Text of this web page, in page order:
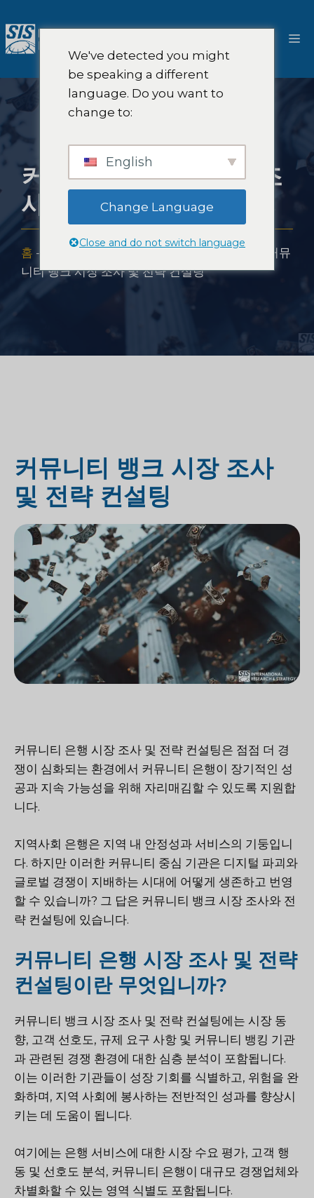
텐
츠
너
뛰
메
커뮤니티 뱅크 시장 조
사 및 전략 컨설팅
홈 - 핀테크 전략 컨설팅 및 시장 조사
커뮤
니티 뱅크 시장 조사 및 전략 컨설팅
커뮤니티 뱅크 시장 조사
및 전략 컨설팅
커뮤니티 은행 시장 조사 및 전략 컨설팅은 점점 더 경
쟁이 심화되는 환경에서 커뮤니티 은행이 장기적인 성
공과 지속 가능성을 위해 자리매김할 수 있도록 지원합
니다.
지역사회 은행은 지역 내 안정성과 서비스의 기둥입니
다. 하지만 이러한 커뮤니티 중심 기관은 디지털 파괴와
글로벌 경쟁이 지배하는 시대에 어떻게 생존하고 번영
할 수 있습니까? 그 답은 커뮤니티 뱅크 시장 조사와 전
략 컨설팅에 있습니다.
커뮤니티 은행 시장 조사 및 전략
컨설팅이란 무엇입니까?
커뮤니티 뱅크 시장 조사 및 전략 컨설팅에는 시장 동
향, 고객 선호도, 규제 요구 사항 및 커뮤니티 뱅킹 기관
과 관련된 경쟁 환경에 대한 심층 분석이 포함됩니다.
이는 이러한 기관들이 성장 기회를 식별하고, 위험을 완
화하며, 지역 사회에 봉사하는 전반적인 성과를 향상시
키는 데 도움이 됩니다.
여기에는 은행 서비스에 대한 시장 수요 평가, 고객 행
동 및 선호도 분석, 커뮤니티 은행이 대규모 경쟁업체와
차별화할 수 있는 영역 식별도 포함됩니다.
We've detected you might
be speaking a different
language. Do you want to
change to:
English
Change Language
Close and do not switch language